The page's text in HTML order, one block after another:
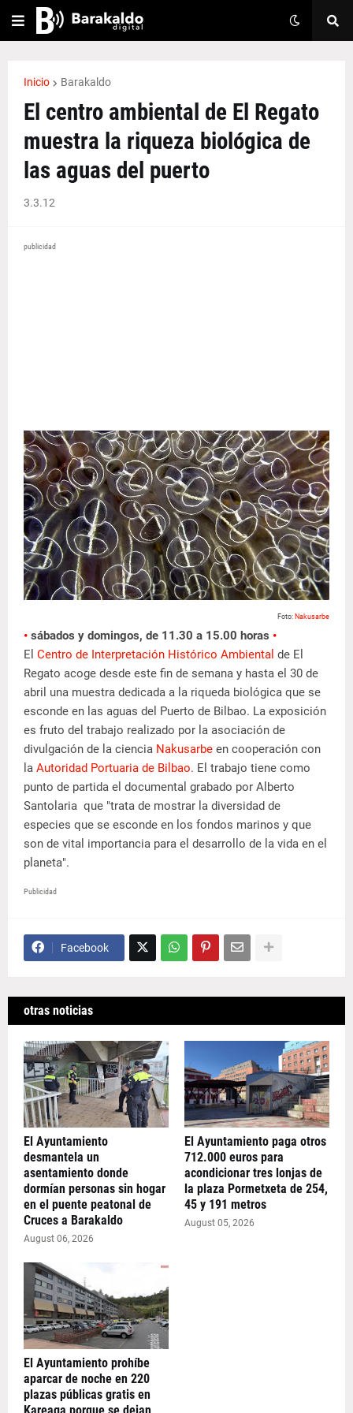
Inicio Barakaldo
El centro ambiental de El Regato
muestra la riqueza biológica de
las aguas del puerto
3.3.12
publicidad
Foto: Nakusarbe
• sábados y domingos, de 11.30 a 15.00 horas •
El Centro de Interpretación Histórico Ambiental de El
Regato acoge desde este fin de semana y hasta el 30 de
abril una muestra dedicada a la riqueda biológica que se
esconde en las aguas del Puerto de Bilbao. La exposición
es fruto del trabajo realizado por la asociación de
divulgación de la ciencia Nakusarbe en cooperación con
la Autoridad Portuaria de Bilbao. El trabajo tiene como
punto de partida el documental grabado por Alberto
Santolaria que "trata de mostrar la diversidad de
especies que se esconde en los fondos marinos y que
son de vital importancia para el desarrollo de la vida en el
planeta".
Publicidad
Facebook
otras noticias
El Ayuntamiento
desmantela un
asentamiento donde
dormían personas sin hogar
en el puente peatonal de
Cruces a Barakaldo
August 06, 2026
El Ayuntamiento paga otros
712.000 euros para
acondicionar tres lonjas de
la plaza Pormetxeta de 254,
45 y 191 metros
August 05, 2026
El Ayuntamiento prohíbe
aparcar de noche en 220
plazas públicas gratis en
Kareaga porque se dejan